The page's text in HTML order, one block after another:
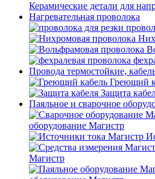
Керамические детали для
Нагревательная проволока
Провода термостойкие,
Греющий
Защита
Паяльное и сварочное
оборудование Магистр
Магистр